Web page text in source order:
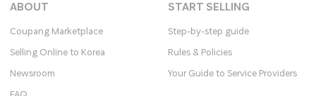
ABOUT
Coupang Marketplace
Selling Online to Korea
Newsroom
START SELLING
Step-by-step guide
Rules & Policies
Your Guide to Service Providers